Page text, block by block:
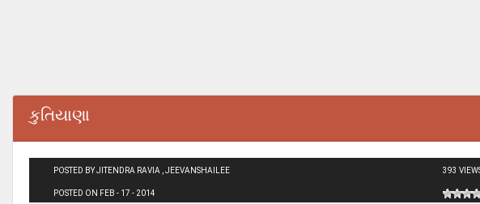
કુતિયાણા
POSTED BY JITENDRA RAVIA , JEEVANSHAILEE
POSTED ON FEB - 17 - 2014
393